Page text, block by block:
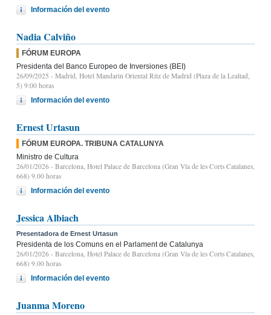
Información del evento
Nadia Calviño
FÓRUM EUROPA
Presidenta del Banco Europeo de Inversiones (BEI)
26/09/2025 - Madrid, Hotel Mandarin Oriental Ritz de Madrid (Plaza de la Lealtad,
5) 9:00 horas
Información del evento
Ernest Urtasun
FÓRUM EUROPA. TRIBUNA CATALUNYA
Ministro de Cultura
26/01/2026 - Barcelona, Hotel Palace de Barcelona (Gran Vía de les Corts Catalanes,
668) 9.00 horas
Información del evento
Jessica Albiach
Presentadora de Ernest Urtasun
Presidenta de los Comuns en el Parlament de Catalunya
26/01/2026 - Barcelona, Hotel Palace de Barcelona (Gran Vía de les Corts Catalanes,
668) 9.00 horas
Información del evento
Juanma Moreno